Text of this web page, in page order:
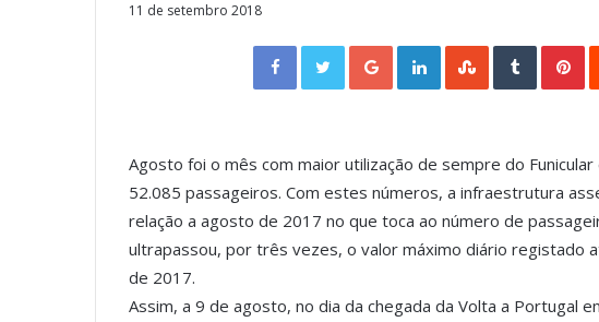
11 de setembro 2018
Facebook Twitter Google+ LinkedIn StumbleUpon Tumblr
Agosto foi o mês com maior utilização de sempre do
52.085 passageiros. Com estes números, a infraestrutura
relação a agosto de 2017 no que toca ao número de
ultrapassou, por três vezes, o valor máximo diário registado
de 2017.
Assim, a 9 de agosto, no dia da chegada da Volta a Portugal